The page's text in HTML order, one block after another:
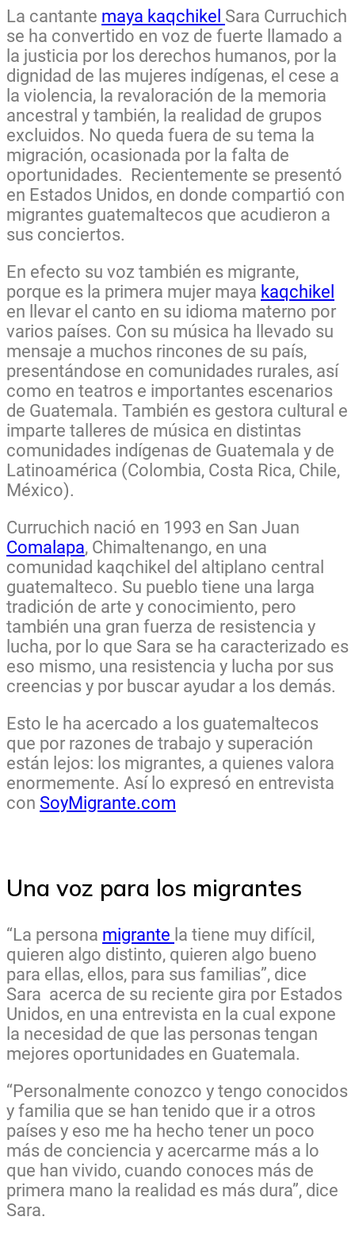
La cantante maya kaqchikel Sara Curruchich
se ha convertido en voz de fuerte llamado a
la justicia por los derechos humanos, por la
dignidad de las mujeres indígenas, el cese a
la violencia, la revaloración de la memoria
ancestral y también, la realidad de grupos
excluidos. No queda fuera de su tema la
migración, ocasionada por la falta de
oportunidades. Recientemente se presentó
en Estados Unidos, en donde compartió con
migrantes guatemaltecos que acudieron a
sus conciertos.
En efecto su voz también es migrante,
porque es la primera mujer maya kaqchikel
en llevar el canto en su idioma materno por
varios países. Con su música ha llevado su
mensaje a muchos rincones de su país,
presentándose en comunidades rurales, así
como en teatros e importantes escenarios
de Guatemala. También es gestora cultural e
imparte talleres de música en distintas
comunidades indígenas de Guatemala y de
Latinoamérica (Colombia, Costa Rica, Chile,
México).
Curruchich nació en 1993 en San Juan
Comalapa, Chimaltenango, en una
comunidad kaqchikel del altiplano central
guatemalteco. Su pueblo tiene una larga
tradición de arte y conocimiento, pero
también una gran fuerza de resistencia y
lucha, por lo que Sara se ha caracterizado es
eso mismo, una resistencia y lucha por sus
creencias y por buscar ayudar a los demás.
Esto le ha acercado a los guatemaltecos
que por razones de trabajo y superación
están lejos: los migrantes, a quienes valora
enormemente. Así lo expresó en entrevista
con SoyMigrante.com
Una voz para los migrantes
“La persona migrante la tiene muy difícil,
quieren algo distinto, quieren algo bueno
para ellas, ellos, para sus familias”, dice
Sara acerca de su reciente gira por Estados
Unidos, en una entrevista en la cual expone
la necesidad de que las personas tengan
mejores oportunidades en Guatemala.
“Personalmente conozco y tengo conocidos
y familia que se han tenido que ir a otros
países y eso me ha hecho tener un poco
más de conciencia y acercarme más a lo
que han vivido, cuando conoces más de
primera mano la realidad es más dura”, dice
Sara.